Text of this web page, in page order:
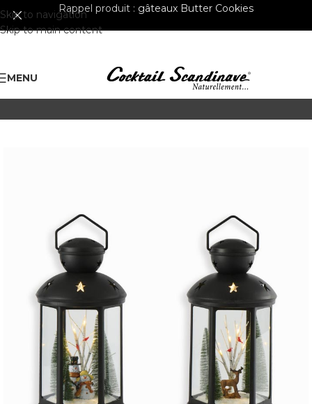
Skip to navigation
Skip to main content
Rappel produit : gâteaux Butter Cookies
MENU